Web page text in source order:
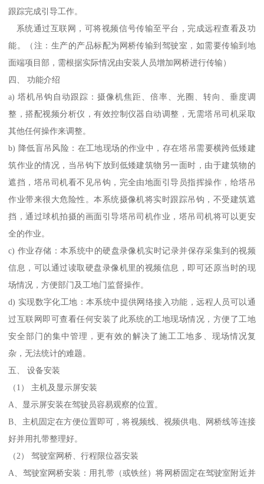
跟踪完成引导工作。
系统通过互联网，可将视频信号传输至平台，完成远程查看及功
能。（注：生产的产品标配为网桥传输到驾驶室，如需要传输到地
面端项目部，需根据实际情况由安装人员增加网桥进行传输）
四、 功能介绍
a) 塔机吊钩自动跟踪：摄像机焦距、倍率、光圈、转向、垂度调
整，搭配视频分析仪，有效控制仪器自动调整，无需塔吊司机采取
其他任何操作来调整。
b) 降低盲吊风险：在工地现场的作业中，存在塔吊需要横跨低矮建
筑作业的情况，当吊钩下放到低矮建筑物另一面时，由于建筑物的
遮挡，塔吊司机看不见吊钩，完全由地面引导员指挥操作，给塔吊
作业带来很大危险性。本系统摄像机将实时跟踪吊钩，不受建筑遮
挡，通过球机拍摄的画面引导塔吊司机作业，塔吊司机将可以更安
全的作业。
c) 作业存储：本系统中的硬盘录像机实时记录并保存采集到的视频
信息，可以通过读取硬盘录像机里的视频信息，即可还原当时的现
场情况，方便部门及工地门监督操作。
d) 实现数字化工地：本系统中提供网络接入功能，远程人员可以通
过互联网即可查看任何安装了此系统的工地现场情况，方便了工地
安全部门的集中管理，更有效的解决了施工工地多、现场情况复
杂，无法统计的难题。
五、 设备安装
（1） 主机及显示屏安装
A、显示屏安装在驾驶员容易观察的位置。
B、主机固定在方便位置即可，将视频线、视频供电、网桥线等连接
好并用扎带整理好。
（2） 驾驶室网桥、行程限位器安装
A、驾驶室网桥安装：用扎带（或铁丝）将网桥固定在驾驶室附近并